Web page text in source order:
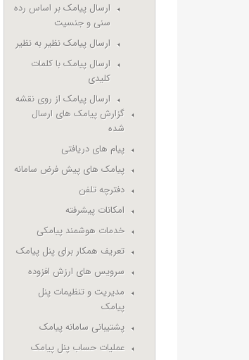
ارسال پیامک بر اساس رده
سنی و جنسیت
ارسال پیامک نظیر به نظیر
ارسال پیامک با کلمات
کلیدی
ارسال پیامک از روی نقشه
گزارش پیامک های ارسال
شده
پیام های دریافتی
پیامک های پیش فرض سامانه
دفترچه تلفن
امکانات پیشرفته
خدمات هوشمند پیامکی
تعریف همکار برای پنل پیامک
سرویس های ارزش افزوده
مدیریت و تنظیمات پنل
پیامک
پشتیبانی سامانه پیامک
عملیات حساب پنل پیامک